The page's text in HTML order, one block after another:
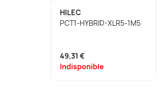
HILEC
PCT1-HYBRID-XLR5-1M5
49,31 €
Indisponible